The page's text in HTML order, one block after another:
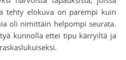
tehty elokuva on parempi kuin
oli nimittäin helpompi seurata.
kunnolla ettei tipu kärryiltä ja